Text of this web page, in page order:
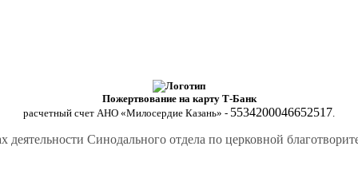
Пожертвование на карту Т-Банк
расчетный счет АНО «Милосердие Казань» - 5534200046652517
Синодального отдела по церковной